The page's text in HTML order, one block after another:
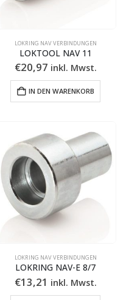
LOKRING NAV VERBINDUNGEN
LOKTOOL NAV 11
€20,97 inkl. Mwst.
IN DEN WARENKORB
LOKRING NAV VERBINDUNGEN
LOKRING NAV-E 8/7
€13,21 inkl. Mwst.